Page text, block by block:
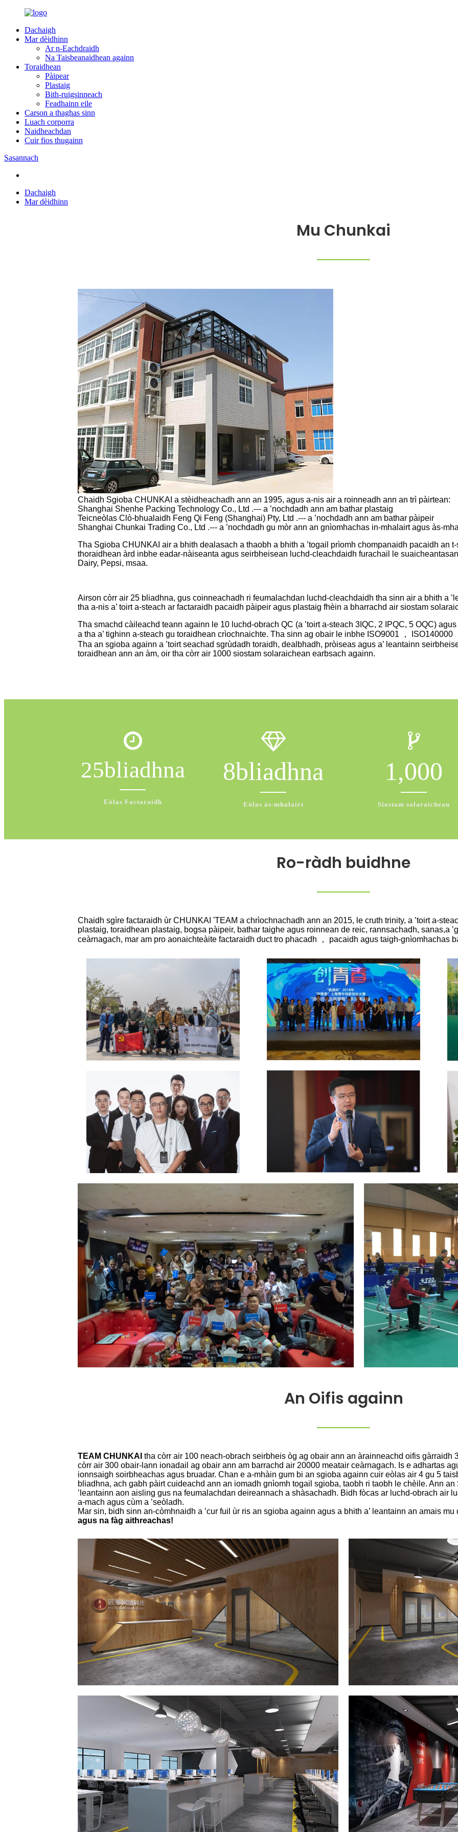
Dachaigh
Mar dèidhinn
Ar n-Eachdraidh
Na Taisbeanaidhean againn
Toraidhean
Pàipear
Plastaig
Bith-ruigsinneach
Feadhainn eile
Carson a thaghas sinn
Luach corporra
Naidheachdan
Cuir fios thugainn
Sasannach
Dachaigh
Mar dèidhinn
Mu Chunkai
Chaidh Sgioba CHUNKAI a stèidheachadh ann an 1995, agus a-nis air a roinneadh ann an trì pàirtean:
Shanghai Shenhe Packing Technology Co., Ltd .--- a ’nochdadh ann am bathar plastaig
Teicneòlas Clò-bhualaidh Feng Qi Feng (Shanghai) Pty, Ltd .--- a ’nochdadh ann am bathar pàipeir
Shanghai Chunkai Trading Co., Ltd .--- a ’nochdadh gu mòr ann an gnìomhachas in-mhalairt agus às-
Tha Sgioba CHUNKAI air a bhith dealasach a thaobh a bhith a ’togail prìomh chompanaidh pacaidh an
thoraidhean àrd inbhe eadar-nàiseanta agus seirbheisean luchd-cleachdaidh furachail le
Dairy, Pepsi, msaa.
Airson còrr air 25 bliadhna, gus coinneachadh ri feumalachdan luchd-cleachdaidh tha sinn air a bhith a
tha a-nis a’ toirt a-steach ar factaraidh pacaidh pàipeir agus plastaig fhèin a bharrachd air siostam
Tha smachd càileachd teann againn le 10 luchd-obrach QC (a ’toirt a-steach 3IQC, 2 IPQC, 5 OQC)
a tha a’ tighinn a-steach gu toraidhean crìochnaichte. Tha sinn ag obair le inbhe ISO9001 ， ISO140000
Tha an sgioba againn a ’toirt seachad sgrùdadh toraidh, dealbhadh, pròiseas agus a’ leantainn
toraidhean ann an àm, oir tha còrr air 1000 siostam solaraichean earbsach againn.
25bliadhna
Eòlas Factaraidh
8bliadhna
Eòlas às-mhalairt
1,000
Siostam solaraichean
Ro-ràdh buidhne
Chaidh sgìre factaraidh ùr CHUNKAI 'TEAM a chrìochnachadh ann an 2015, le cruth trinity, a ’toirt a-
plastaig, toraidhean plastaig, bogsa pàipeir, bathar taighe agus roinnean de reic, rannsachadh, sanas,a
ceàrnagach, mar am pro aonaichteàite factaraidh duct tro phacadh ， pacaidh agus taigh-gnìomhachas
An Oifis againn
TEAM CHUNKAI tha còrr air 100 neach-obrach seirbheis òg ag obair ann an àrainneachd oifis gàrraidh
còrr air 300 obair-lann ionadail ag obair ann am barrachd air 20000 meatair ceàrnagach. Is e adhartas
ionnsaigh soirbheachas agus bruadar. Chan e a-mhàin gum bi an sgioba againn cuir eòlas air 4 gu 5
bliadhna, ach gabh pàirt cuideachd ann an iomadh gnìomh togail sgioba, taobh ri taobh le chèile. Ann
’leantainn aon aisling gus na feumalachdan deireannach a shàsachadh. Bidh fòcas ar luchd-obrach air
a-mach agus cùm a ’seòladh.
Mar sin, bidh sinn an-còmhnaidh a ’cur fuil ùr ris an sgioba againn agus a bhith a’ leantainn an amais mu
agus na fàg aithreachas!